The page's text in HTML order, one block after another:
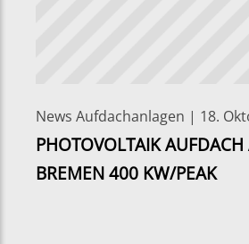
News Aufdachanlagen | 18.
PHOTOVOLTAIK
BREMEN 400 KW/PEAK